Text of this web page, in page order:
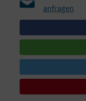
anfragen